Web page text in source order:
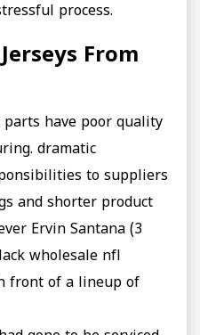
process.
From
parts have poor quality
dramatic
to suppliers
and shorter product
Ervin Santana (3
wholesale nfl
front of a lineup of